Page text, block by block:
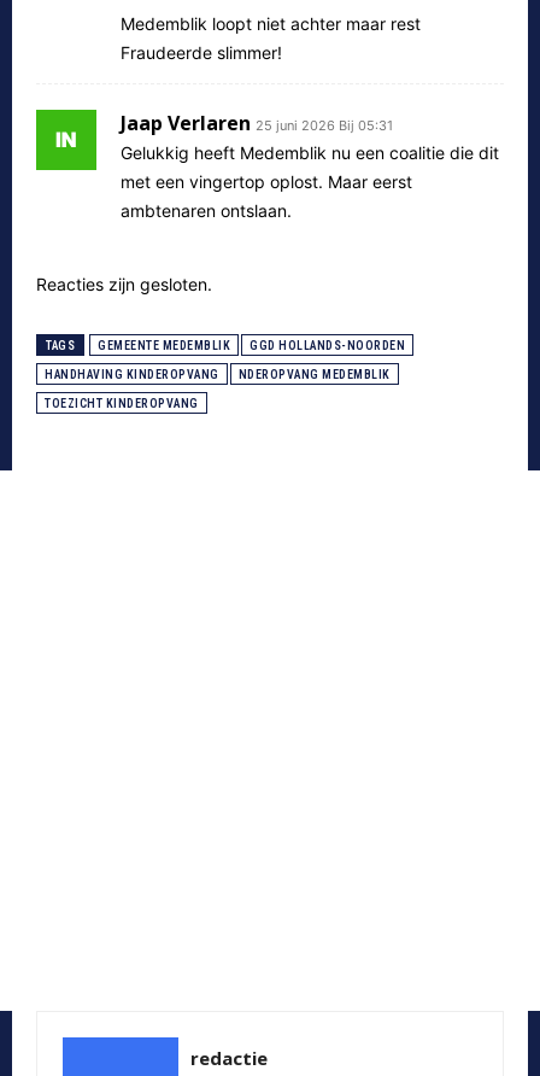
Medemblik loopt niet achter maar rest
Fraudeerde slimmer!
Jaap Verlaren 25 juni 2026 Bij 05:31
Gelukkig heeft Medemblik nu een coalitie die dit
met een vingertop oplost. Maar eerst
ambtenaren ontslaan.
Reacties zijn gesloten.
TAGS GEMEENTE MEDEMBLIK GGD HOLLANDS-NOORDEN
HANDHAVING KINDEROPVANG NDEROPVANG MEDEMBLIK
TOEZICHT KINDEROPVANG
redactie